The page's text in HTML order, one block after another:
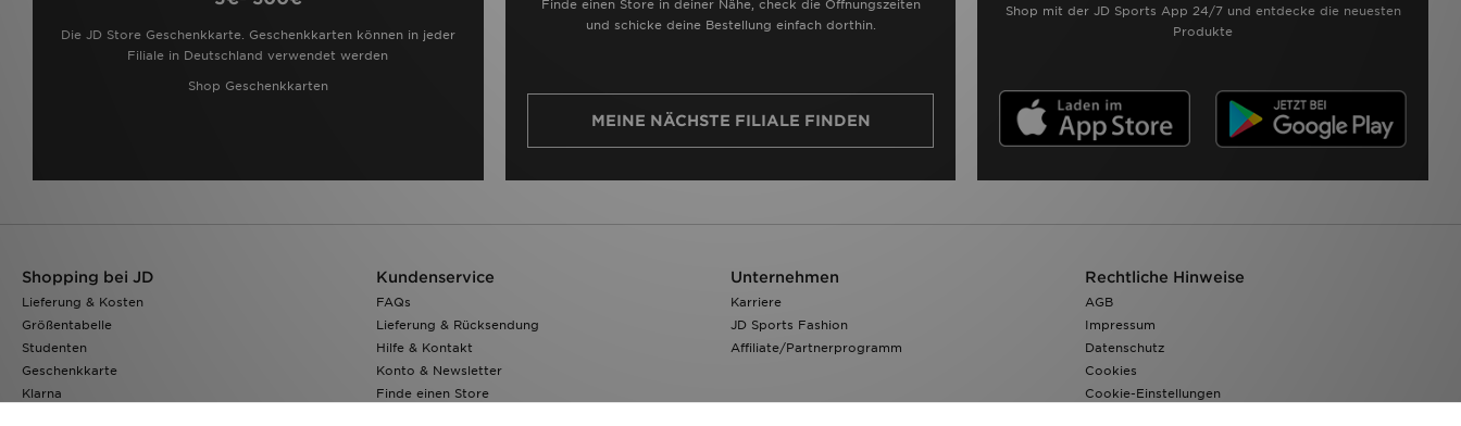
Die JD Store Geschenkkarte. Geschenkkarten können in jeder
Filiale in Deutschland verwendet werden
Shop Geschenkkarten
Finde einen Store in deiner Nähe, check die Öffnungszeiten
und schicke deine Bestellung einfach dorthin.
MEINE NÄCHSTE FILIALE FINDEN
Shop mit der JD Sports App 24/7 und entdecke die neuesten
Produkte
Shopping bei JD
Lieferung & Kosten
Größentabelle
Studenten
Geschenkkarte
Klarna
Kundenservice
FAQs
Lieferung & Rücksendung
Hilfe & Kontakt
Konto & Newsletter
Finde einen Store
Unternehmen
Karriere
JD Sports Fashion
Affiliate/Partnerprogramm
Rechtliche Hinweise
AGB
Impressum
Datenschutz
Cookies
Cookie-Einstellungen